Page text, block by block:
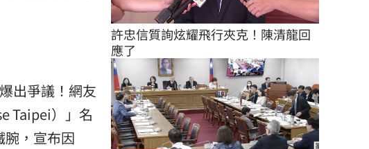
出爭議！網友
Taipei）」名
腕，宣布因
許忠信質詢炫耀飛行夾克！陳清龍回
應了